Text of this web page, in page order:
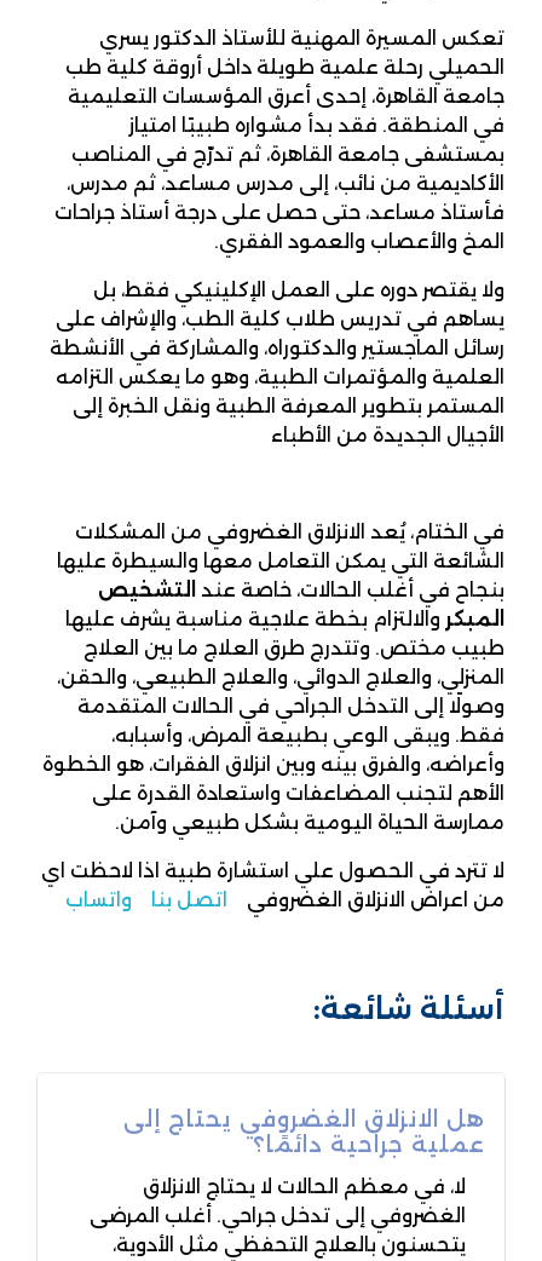
تعكس المسيرة المهنية للأستاذ الدكتور يسري
الحميلي رحلة علمية طويلة داخل أروقة كلية طب
جامعة القاهرة، إحدى أعرق المؤسسات التعليمية
في المنطقة. فقد بدأ مشواره طبيبًا امتياز
بمستشفى جامعة القاهرة، ثم تدرّج في المناصب
الأكاديمية من نائب، إلى مدرس مساعد، ثم مدرس،
فأستاذ مساعد، حتى حصل على درجة أستاذ جراحات
المخ والأعصاب والعمود الفقري.
ولا يقتصر دوره على العمل الإكلينيكي فقط، بل
يساهم في تدريس طلاب كلية الطب، والإشراف على
رسائل الماجستير والدكتوراه، والمشاركة في الأنشطة
العلمية والمؤتمرات الطبية، وهو ما يعكس التزامه
المستمر بتطوير المعرفة الطبية ونقل الخبرة إلى
الأجيال الجديدة من الأطباء
في الختام، يُعد الانزلاق الغضروفي من المشكلات
الشائعة التي يمكن التعامل معها والسيطرة عليها
بنجاح في أغلب الحالات، خاصة عند
التشخيص
المبكر والالتزام بخطة علاجية مناسبة يشرف عليها
طبيب مختص. وتتدرج طرق العلاج ما بين العلاج
المنزلي، والعلاج الدوائي، والعلاج الطبيعي، والحقن،
وصولًا إلى التدخل الجراحي في الحالات المتقدمة
فقط. ويبقى الوعي بطبيعة المرض، وأسبابه،
وأعراضه، والفرق بينه وبين انزلاق الفقرات، هو الخطوة
الأهم لتجنب المضاعفات واستعادة القدرة على
ممارسة الحياة اليومية بشكل طبيعي وآمن.
لا تترد في الحصول علي استشارة طبية اذا لاحظت اي
من اعراض الانزلاق الغضروفي
اتصل بنا واتساب
أسئلة شائعة:
هل الانزلاق الغضروفي يحتاج إلى
عملية جراحية دائمًا؟
لا، في معظم الحالات لا يحتاج الانزلاق
الغضروفي إلى تدخل جراحي. أغلب المرضى
يتحسنون بالعلاج التحفظي مثل الأدوية،